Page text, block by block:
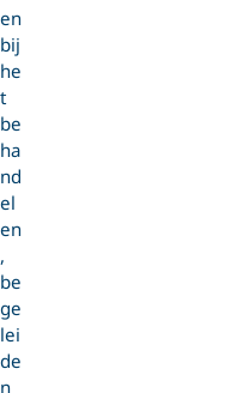
en
bij
he
t
be
ha
nd
el
en
,
be
ge
lei
de
n